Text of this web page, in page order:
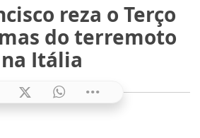
reza o Terço
do terremoto
na Itália